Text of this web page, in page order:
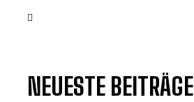
NEUESTE BEITRÄGE